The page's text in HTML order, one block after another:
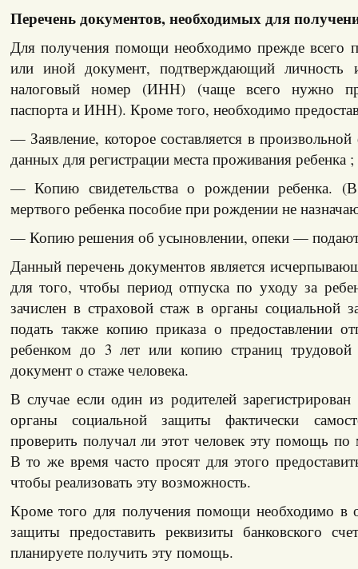
Перечень документов, необходимых для
Для получения помощи необходимо прежде всего
или иной документ, подтверждающий личность
налоговый номер (ИНН) (чаще всего нужно
паспорта и ИНН). Кроме того, необходимо
— Заявление, которое составляется в
данных для регистрации места проживания ребенка ;
— Копию свидетельства о рождении ребенка.
мертвого ребенка пособие при рождении не
— Копию решения об усыновлении, опеки —
Данный перечень документов является
для того, чтобы период отпуска по уходу за
зачислен в страховой стаж в органы социальной
подать также копию приказа о предоставлении
ребенком до 3 лет или копию страниц
документ о стаже человека.
В случае если один из родителей
органы социальной защиты фактически
проверить получал ли этот человек эту помощь по
В то же время часто просят для этого
чтобы реализовать эту возможность.
Кроме того для получения помощи необходимо в
защиты предоставить реквизиты банковского
планируете получить эту помощь.